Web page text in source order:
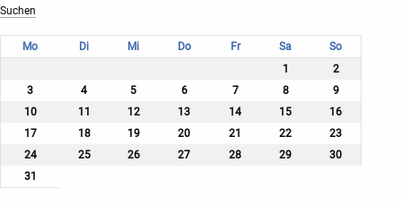
Mo Di Mi Do Fr Sa
So
1
2
3
4 5 6 7 8
9
10
11 12 13 14 15
16
17
18 19 20 21 22
23
24
25 26 27 28 29
30
31